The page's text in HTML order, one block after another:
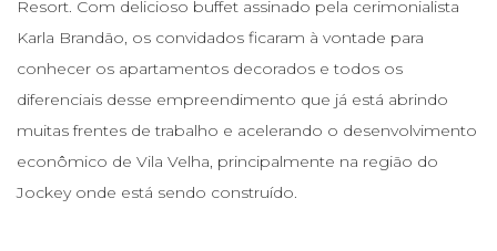
Resort. Com delicioso buffet assinado pela cerimonialista
Karla Brandão, os convidados ficaram à vontade para
conhecer os apartamentos decorados e todos os
diferenciais desse empreendimento que já está abrindo
muitas frentes de trabalho e acelerando o desenvolvimento
econômico de Vila Velha, principalmente na região do
Jockey onde está sendo construído.